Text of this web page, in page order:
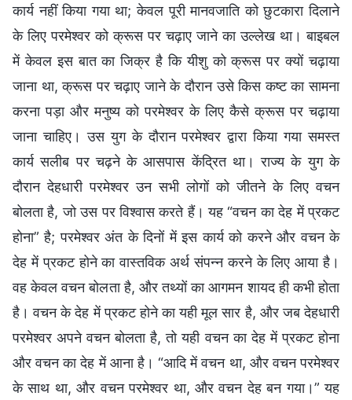
कार्य नहीं किया गया था; केवल पूरी मानवजाति को छुटकारा दिलाने
के लिए परमेश्वर को क्रूस पर चढ़ाए जाने का उल्लेख था। बाइबल
में केवल इस बात का जिक्र है कि यीशु को क्रूस पर क्यों चढ़ाया
जाना था, क्रूस पर चढ़ाए जाने के दौरान उसे किस कष्ट का सामना
करना पड़ा और मनुष्य को परमेश्वर के लिए कैसे क्रूस पर चढ़ाया
जाना चाहिए। उस युग के दौरान परमेश्वर द्वारा किया गया समस्त
कार्य सलीब पर चढ़ने के आसपास केंद्रित था। राज्य के युग के
दौरान देहधारी परमेश्वर उन सभी लोगों को जीतने के लिए वचन
बोलता है, जो उस पर विश्वास करते हैं। यह “वचन का देह में प्रकट
होना” है; परमेश्वर अंत के दिनों में इस कार्य को करने और वचन के
देह में प्रकट होने का वास्तविक अर्थ संपन्न करने के लिए आया है।
वह केवल वचन बोलता है, और तथ्यों का आगमन शायद ही कभी होता
है। वचन के देह में प्रकट होने का यही मूल सार है, और जब देहधारी
परमेश्वर अपने वचन बोलता है, तो यही वचन का देह में प्रकट होना
और वचन का देह में आना है। “आदि में वचन था, और वचन परमेश्वर
के साथ था, और वचन परमेश्वर था, और वचन देह बन गया।” यह